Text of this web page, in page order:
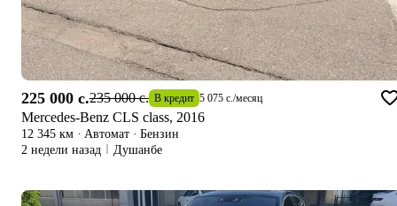
225 000 c.235 000 c. В кредит 5 075 c./месяц
Mercedes-Benz CLS class, 2016
12 345 км · Автомат · Бензин
2 недели назад
Душанбе